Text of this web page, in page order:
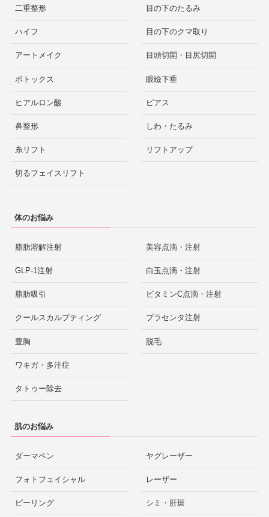
二重整形
ハイフ
アートメイク
ボトックス
ヒアルロン酸
鼻整形
糸リフト
切るフェイスリフト
目の下のたるみ
目の下のクマ取り
目頭切開・目尻切開
眼瞼下垂
ピアス
しわ・たるみ
リフトアップ
体のお悩み
脂肪溶解注射
GLP-1注射
脂肪吸引
クールスカルプティング
豊胸
ワキガ・多汗症
タトゥー除去
美容点滴・注射
白玉点滴・注射
ビタミンC点滴・注射
プラセンタ注射
脱毛
肌のお悩み
ダーマペン
フォトフェイシャル
ピーリング
ヤグレーザー
レーザー
シミ・肝斑